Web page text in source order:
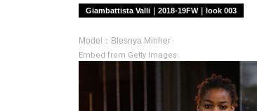
Giambattista Valli｜2018-19FW｜look 003
Model：Blesnya Minher
Embed from Getty Images